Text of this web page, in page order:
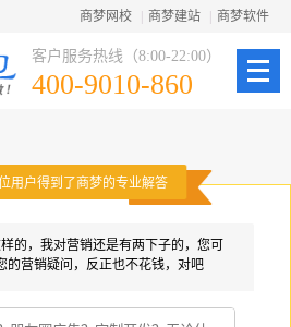
商梦网校 商梦建站 商梦软件
客户服务热线（8:00-22:00）
400-9010-860
用户得到了商梦的专业解答
的，我对营销还是有两下子的，您可
的营销疑问，反正也不花钱，对吧